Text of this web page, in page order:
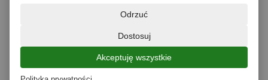
Produkt przechowywać w chłodnym i suchym miejscu, z dala od
produktów o intensywnym zapachu.
LUIGI LAVAZZA S.p.A.
Odrzuć
Dostosuj
Akceptuję wszystkie